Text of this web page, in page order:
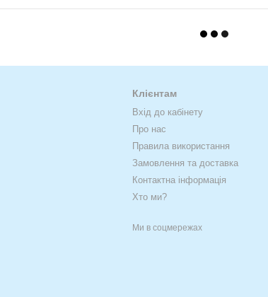
Клієнтам
Вхід до кабінету
Про нас
Правила використання
Замовлення та доставка
Контактна інформація
Хто ми?
Ми в соцмережах